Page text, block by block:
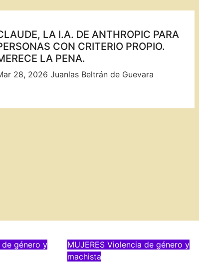
LA I.A. DE ANTHROPIC PARA
CON CRITERIO PROPIO.
LA PENA.
28, 2026 Juanlas Beltrán de Guevara
género y
MUJERES Violencia de género y
machista